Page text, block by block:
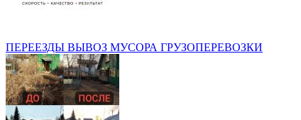
ПЕРЕЕЗДЫ ВЫВОЗ МУСОРА ГРУЗОПЕРЕВОЗКИ